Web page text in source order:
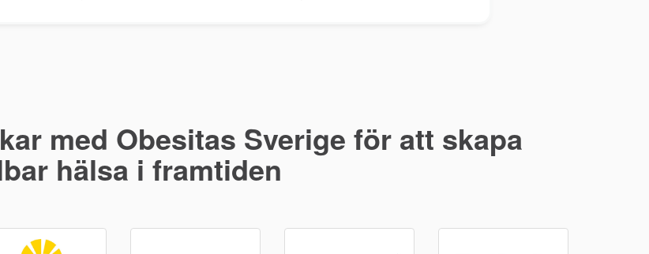
med Obesitas Sverige för att skapa
hälsa i framtiden